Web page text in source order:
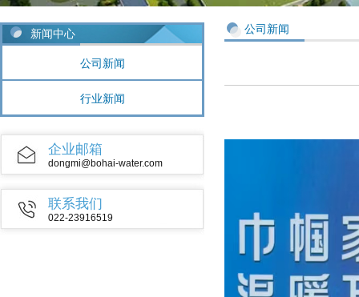
新闻中心
公司新闻
行业新闻
企业邮箱
dongmi@bohai-water.com
联系我们
022-23916519
公司新闻